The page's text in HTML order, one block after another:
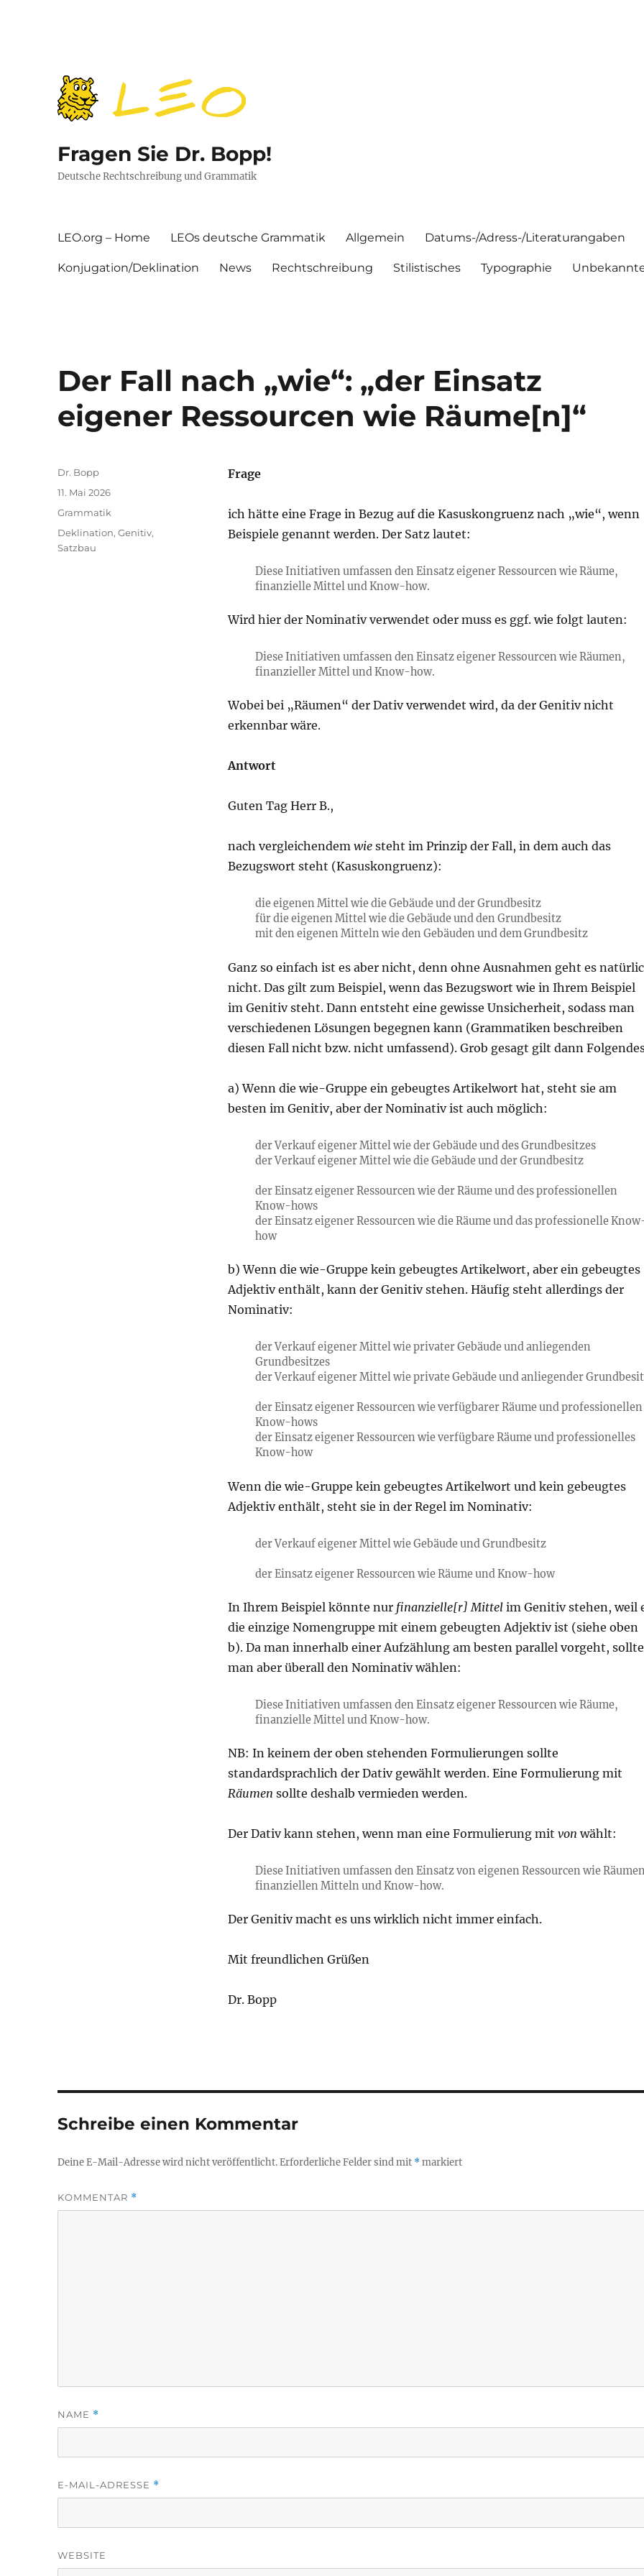
Fragen Sie Dr. Bopp!
Deutsche Rechtschreibung und Grammatik
LEO.org – Home LEOs deutsche Grammatik Allgemein Datums-/Adress-/Literaturangaben
Konjugation/Deklination News Rechtschreibung Stilistisches Typographie
Der Fall nach „wie“: „der Einsatz
eigener Ressourcen wie Räume[n]“
Frage
ich hätte eine Frage in Bezug auf die Kasuskongruenz nach „wie“, wenn
Beispiele genannt werden. Der Satz lautet:
Diese Initiativen umfassen den Einsatz eigener Ressourcen wie Räume,
finanzielle Mittel und Know-how.
Wird hier der Nominativ verwendet oder muss es ggf. wie folgt lauten:
Diese Initiativen umfassen den Einsatz eigener Ressourcen wie Räumen,
finanzieller Mittel und Know-how.
Wobei bei „Räumen“ der Dativ verwendet wird, da der Genitiv nicht
erkennbar wäre.
Antwort
Guten Tag Herr B.,
nach vergleichendem wiesteht im Prinzip der Fall, in dem auch das
Bezugswort steht (Kasuskongruenz):
die eigenen Mittel wie die Gebäude und der Grundbesitz
für die eigenen Mittel wie die Gebäude und den Grundbesitz
mit den eigenen Mitteln wie den Gebäuden und dem Grundbesitz
Ganz so einfach ist es aber nicht, denn ohne Ausnahmen geht es
nicht. Das gilt zum Beispiel, wenn das Bezugswort wie in Ihrem Beispiel
im Genitiv steht. Dann entsteht eine gewisse Unsicherheit, sodass man
verschiedenen Lösungen begegnen kann (Grammatiken beschreiben
diesen Fall nicht bzw. nicht umfassend). Grob gesagt gilt dann
a) Wenn die wie-Gruppe ein gebeugtes Artikelwort hat, steht sie am
besten im Genitiv, aber der Nominativ ist auch möglich:
der Verkauf eigener Mittel wie der Gebäude und des Grundbesitzes
der Verkauf eigener Mittel wie die Gebäude und der Grundbesitz
der Einsatz eigener Ressourcen wie der Räume und des professionellen
Know-hows
der Einsatz eigener Ressourcen wie die Räume und das professionelle
how
b) Wenn die wie-Gruppe kein gebeugtes Artikelwort, aber ein gebeugtes
Adjektiv enthält, kann der Genitiv stehen. Häufig steht allerdings der
Nominativ:
der Verkauf eigener Mittel wie privater Gebäude und anliegenden
Grundbesitzes
der Verkauf eigener Mittel wie private Gebäude und anliegender
der Einsatz eigener Ressourcen wie verfügbarer Räume und professionellen
Know-hows
der Einsatz eigener Ressourcen wie verfügbare Räume und professionelles
Know-how
Wenn die wie-Gruppe kein gebeugtes Artikelwort und kein gebeugtes
Adjektiv enthält, steht sie in der Regel im Nominativ:
der Verkauf eigener Mittel wie Gebäude und Grundbesitz
der Einsatz eigener Ressourcen wie Räume und Know-how
In Ihrem Beispiel könnte nur finanzielle[r] Mittelim Genitiv stehen, weil
die einzige Nomengruppe mit einem gebeugten Adjektiv ist (siehe oben
b). Da man innerhalb einer Aufzählung am besten parallel vorgeht, sollte
man aber überall den Nominativ wählen:
Diese Initiativen umfassen den Einsatz eigener Ressourcen wie Räume,
finanzielle Mittel und Know-how.
NB: In keinem der oben stehenden Formulierungen sollte
standardsprachlich der Dativ gewählt werden. Eine Formulierung mit
Räumen sollte deshalb vermieden werden.
Der Dativ kann stehen, wenn man eine Formulierung mit von wählt:
Diese Initiativen umfassen den Einsatz von eigenen Ressourcen wie
finanziellen Mitteln und Know-how.
Der Genitiv macht es uns wirklich nicht immer einfach.
Mit freundlichen Grüßen
Dr. Bopp
Autor
Dr. Bopp
Veröffentlicht
11. Mai 2026
Kategorien
Grammatik
Schlagwörter
Deklination,Genitiv,
Satzbau
Schreibe einen Kommentar
Deine E-Mail-Adresse wird nicht veröffentlicht.Erforderliche Felder sind mit *markiert
KOMMENTAR *
NAME *
E-MAIL-ADRESSE *
WEBSITE